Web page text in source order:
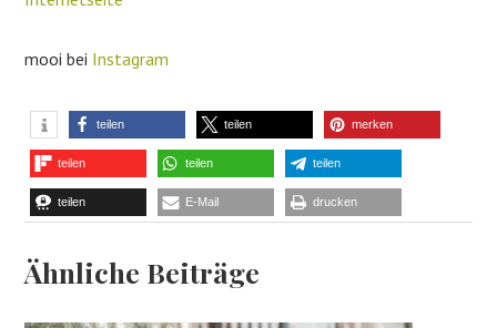
mooi bei Instagram
teilen teilen merken
teilen teilen teilen
teilen E-Mail drucken
Ähnliche Beiträge